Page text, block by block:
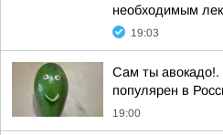
необходимым
19:03
Сам ты авокадо!.
популярен в
19:00